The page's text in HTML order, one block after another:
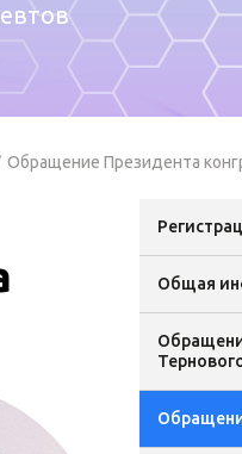
Обращение Президента
Общая